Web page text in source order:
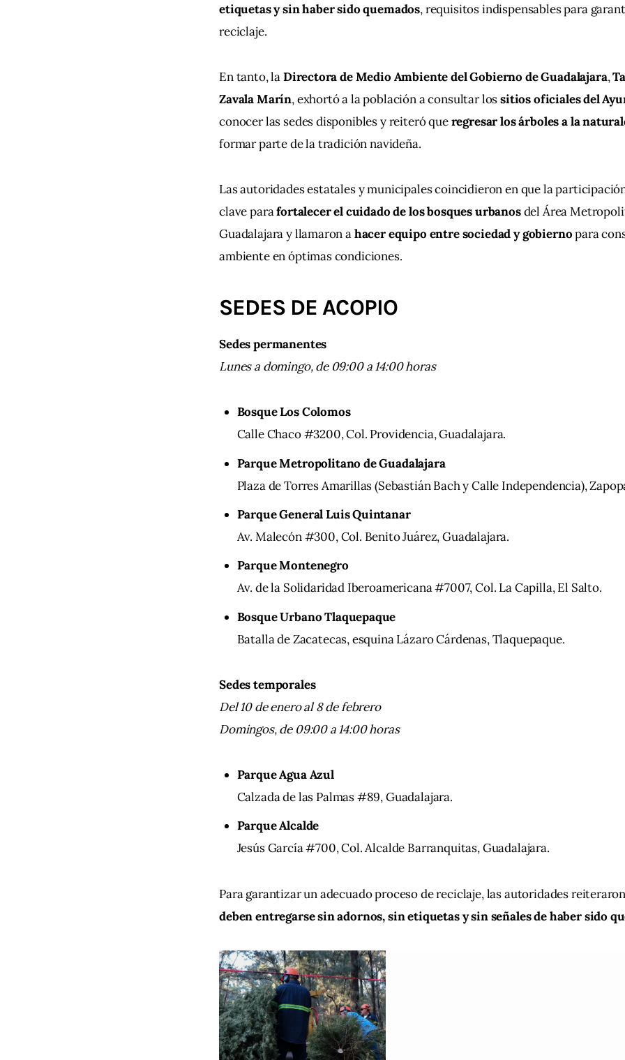
etiquetas y sin haber sido quemados, requisitos indispensables para
reciclaje.
En tanto, la Directora de Medio Ambiente del Gobierno de Guadalajara,
Zavala Marín, exhortó a la población a consultar los sitios oficiales del
conocer las sedes disponibles y reiteró que regresar los árboles a la
formar parte de la tradición navideña.
Las autoridades estatales y municipales coincidieron en que la
clave para fortalecer el cuidado de los bosques urbanos del Área
Guadalajara y llamaron a hacer equipo entre sociedad y gobierno para
ambiente en óptimas condiciones.
SEDES DE ACOPIO
Sedes permanentes
Lunes a domingo, de 09:00 a 14:00 horas
Bosque Los Colomos
Calle Chaco #3200, Col. Providencia, Guadalajara.
Parque Metropolitano de Guadalajara
Plaza de Torres Amarillas (Sebastián Bach y Calle Independencia),
Parque General Luis Quintanar
Av. Malecón #300, Col. Benito Juárez, Guadalajara.
Parque Montenegro
Av. de la Solidaridad Iberoamericana #7007, Col. La Capilla, El Salto.
Bosque Urbano Tlaquepaque
Batalla de Zacatecas, esquina Lázaro Cárdenas, Tlaquepaque.
Sedes temporales
Del 10 de enero al 8 de febrero
Domingos, de 09:00 a 14:00 horas
Parque Agua Azul
Calzada de las Palmas #89, Guadalajara.
Parque Alcalde
Jesús García #700, Col. Alcalde Barranquitas, Guadalajara.
Para garantizar un adecuado proceso de reciclaje, las autoridades
deben entregarse sin adornos, sin etiquetas y sin señales de haber sido